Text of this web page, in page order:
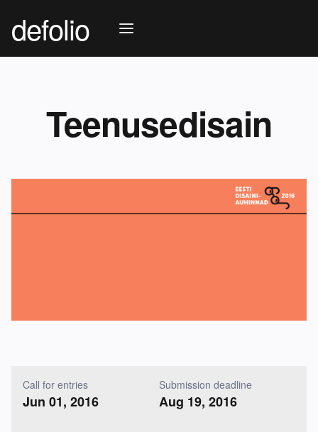
defolio
Teenusedisain
Call for entries
Jun 01, 2016
Submission deadline
Aug 19, 2016